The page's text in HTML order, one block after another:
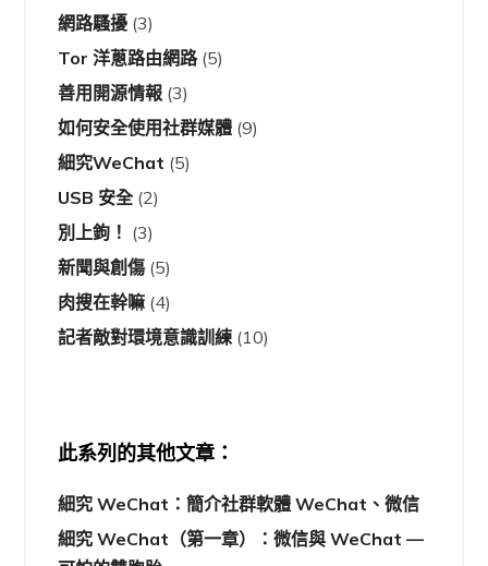
網路騷擾 (3)
Tor 洋蔥路由網路(5)
善用開源情報 (3)
如何安全使用社群媒體 (9)
細究WeChat (5)
USB 安全(2)
別上鉤！ (3)
新聞與創傷 (5)
肉搜在幹嘛 (4)
記者敵對環境意識訓練 (10)
此系列的其他文章：
細究 WeChat：簡介社群軟體 WeChat、微信
細究 WeChat（第一章）：微信與 WeChat —